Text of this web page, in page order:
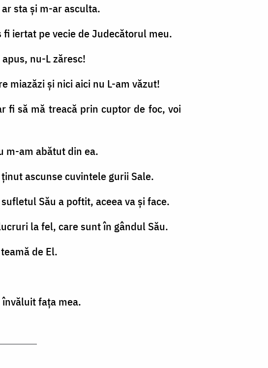
sta şi m-ar asculta.
iertat pe vecie de Judecătorul meu.
nu-L zăresc!
miazăzi şi nici aici nu L-am văzut!
fi să mă treacă prin cuptor de foc, voi
m-am abătut din ea.
ascunse cuvintele gurii Sale.
Său a poftit, aceea va şi face.
la fel, care sunt în gândul Său.
de El.
faţa mea.